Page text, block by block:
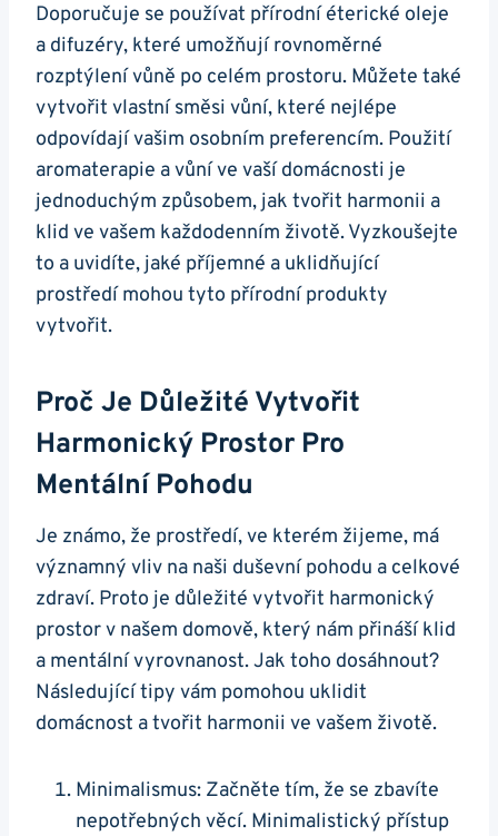
Doporučuje se používat přírodní éterické oleje
a difuzéry, které umožňují rovnoměrné
rozptýlení vůně po celém prostoru. Můžete také
vytvořit vlastní směsi vůní, které nejlépe
odpovídají vašim osobním preferencím. Použití
aromaterapie a vůní ve vaší domácnosti je
jednoduchým způsobem, jak tvořit harmonii a
klid ve vašem každodenním životě. Vyzkoušejte
to a uvidíte, jaké příjemné a uklidňující
prostředí mohou tyto přírodní produkty
vytvořit.
Proč Je Důležité Vytvořit
Harmonický Prostor Pro
Mentální Pohodu
Je známo, že prostředí, ve kterém žijeme, má
významný vliv na naši duševní pohodu a celkové
zdraví. Proto je důležité vytvořit harmonický
prostor v našem domově, který nám přináší klid
a mentální vyrovnanost. Jak toho dosáhnout?
Následující tipy vám pomohou uklidit
domácnost a tvořit harmonii ve vašem životě.
Minimalismus: Začněte tím, že se zbavíte
nepotřebných věcí. Minimalistický přístup